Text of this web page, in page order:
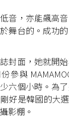
音，亦能飆高
舞台的。成功
封面，她就開
參與
六個小時。為
好是韓國的大
影棚。